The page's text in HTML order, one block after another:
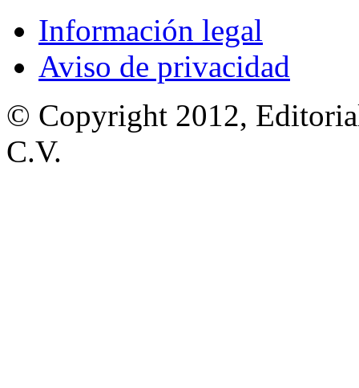
Información legal
Aviso de privacidad
© Copyright 2012,
C.V.